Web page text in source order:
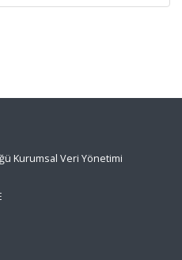
Kurumsal Veri Yönetimi